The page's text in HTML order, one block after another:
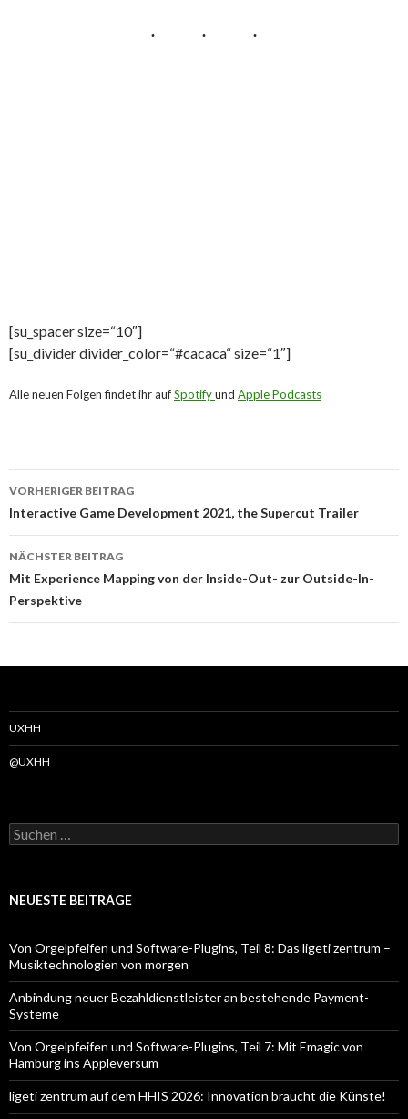
[su_spacer size=“10″]
[su_divider divider_color=“#cacaca“ size=“1″]
Alle neuen Folgen findet ihr aufSpotifyund Apple Podcasts
Beitragsnavigation
VORHERIGER BEITRAG
Interactive Game Development 2021, the Supercut Trailer
NÄCHSTER BEITRAG
Mit Experience Mapping von der Inside-Out- zur Outside-In-
Perspektive
UXHH
@UXHH
Suchen
nach:
NEUESTE BEITRÄGE
Von Orgelpfeifen und Software-Plugins, Teil 8: Das ligeti zentrum –
Musiktechnologien von morgen
Anbindung neuer Bezahldienstleister an bestehende Payment-
Systeme
Von Orgelpfeifen und Software-Plugins, Teil 7: Mit Emagic von
Hamburg ins Appleversum
ligeti zentrum auf dem HHIS 2026: Innovation braucht die Künste!